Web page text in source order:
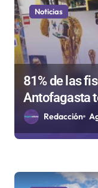
Noticias
81% de las
Antofagasta
sanitarios
Redacción